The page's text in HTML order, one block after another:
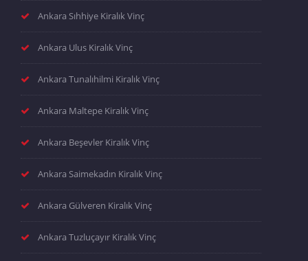
Ankara Sıhhiye Kiralık Vinç
Ankara Ulus Kiralık Vinç
Ankara Tunalıhilmi Kiralık Vinç
Ankara Maltepe Kiralık Vinç
Ankara Beşevler Kiralık Vinç
Ankara Saimekadın Kiralık Vinç
Ankara Gülveren Kiralık Vinç
Ankara Tuzluçayır Kiralık Vinç